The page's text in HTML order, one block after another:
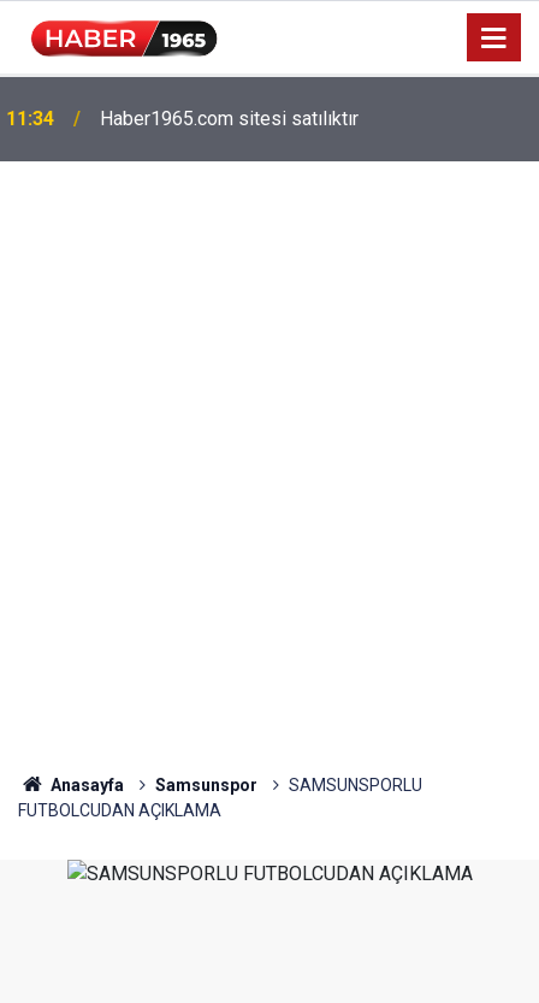
11:34 Haber1965.com sitesi satılıktır
Anasayfa Samsunspor
SAMSUNSPORLU
FUTBOLCUDAN AÇIKLAMA